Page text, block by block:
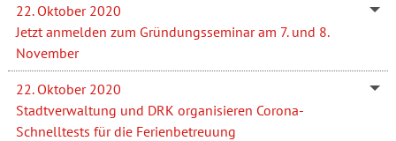
22. Oktober 2020
Jetzt anmelden zum Gründungsseminar am 7. und 8.
November
22. Oktober 2020
Stadtverwaltung und DRK organisieren Corona-
Schnelltests für die Ferienbetreuung